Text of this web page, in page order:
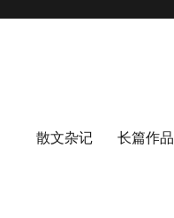
散文杂记 长篇作品